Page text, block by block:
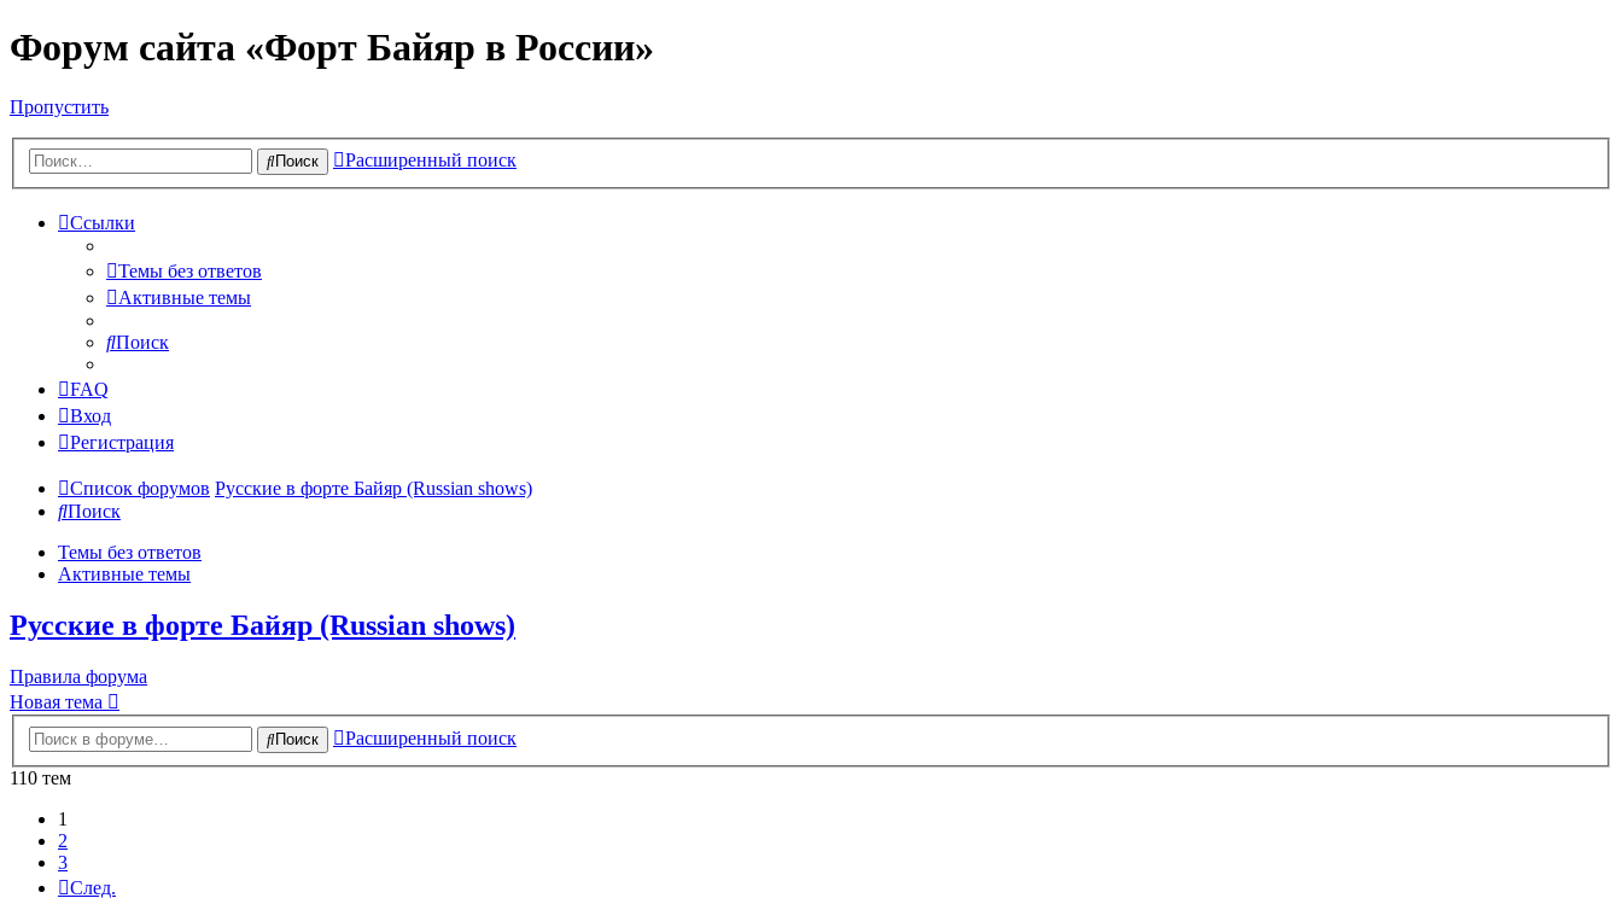
Форум сайта «Форт Байяр в России»
Пропустить
Поиск Расширенный поиск
Ссылки
Темы без ответов
Активные темы
Поиск
FAQ
Вход
Регистрация
Список форумов Русские в форте Байяр (Russian shows)
Поиск
Темы без ответов
Активные темы
Русские в форте Байяр (Russian shows)
Правила форума
Новая тема
Поиск
Расширенный поиск
110 тем
1
2
3
След.